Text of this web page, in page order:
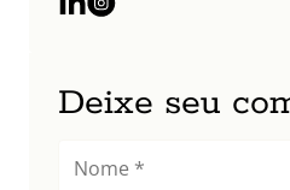
Deixe seu